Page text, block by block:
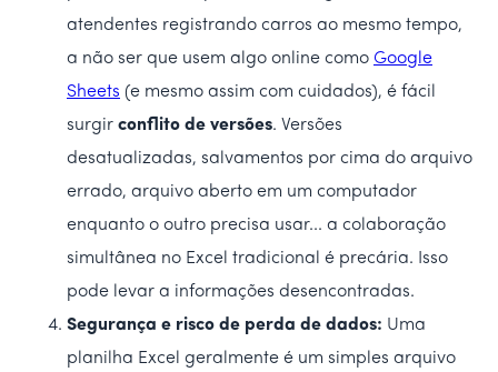
atendentes registrando carros ao mesmo tempo,
a não ser que usem algo online como Google
Sheets (e mesmo assim com cuidados), é fácil
surgir conflito de versões. Versões
desatualizadas, salvamentos por cima do arquivo
errado, arquivo aberto em um computador
enquanto o outro precisa usar... a colaboração
simultânea no Excel tradicional é precária. Isso
pode levar a informações desencontradas.
Segurança e risco de perda de dados: Uma
planilha Excel geralmente é um simples arquivo